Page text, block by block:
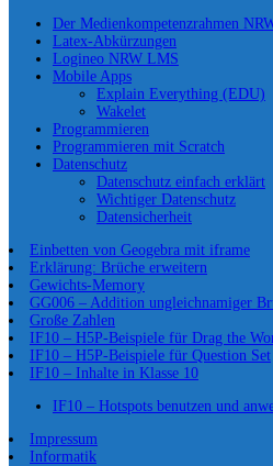
Der Medienkompetenzrahmen
Latex-Abkürzungen
Logineo NRW LMS
Mobile Apps
Explain Everything (EDU)
Wakelet
Programmieren
Programmieren mit Scratch
Datenschutz
Datenschutz einfach erklärt
Wichtiger Datenschutz
Datensicherheit
Einbetten von Geogebra mit iframe
Erklärung: Brüche erweitern
Gewichts-Memory
GG006 – Addition ungleichnamiger
Große Zahlen
IF10 – H5P-Beispiele für Drag the
IF10 – H5P-Beispiele für Question Set
IF10 – Inhalte in Klasse 10
IF10 – Hotspots benutzen und
Impressum
Informatik